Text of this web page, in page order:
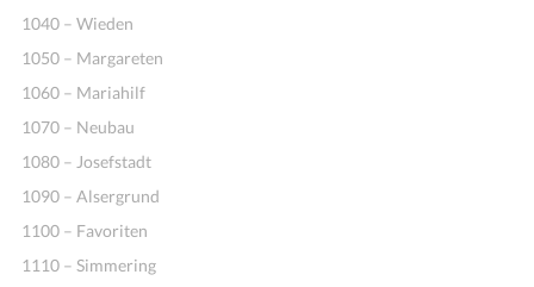
1040 – Wieden
1050 – Margareten
1060 – Mariahilf
1070 – Neubau
1080 – Josefstadt
1090 – Alsergrund
1100 – Favoriten
1110 – Simmering